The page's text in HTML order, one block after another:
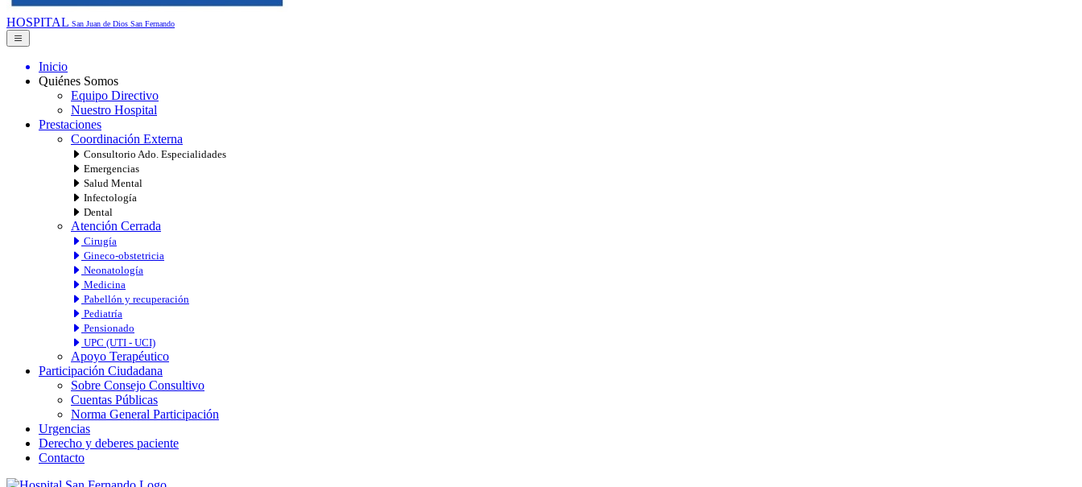
HOSPITAL San Juan de Dios San Fernando
Inicio
Quiénes Somos
Equipo Directivo
Nuestro Hospital
Prestaciones
Coordinación Externa
Consultorio Ado. Especialidades
Emergencias
Salud Mental
Infectología
Dental
Atención Cerrada
Cirugía
Gineco-obstetricia
Neonatología
Medicina
Pabellón y recuperación
Pediatría
Pensionado
UPC (UTI - UCI)
Apoyo Terapéutico
Participación Ciudadana
Sobre Consejo Consultivo
Cuentas Públicas
Norma General Participación
Urgencias
Derecho y deberes paciente
Contacto